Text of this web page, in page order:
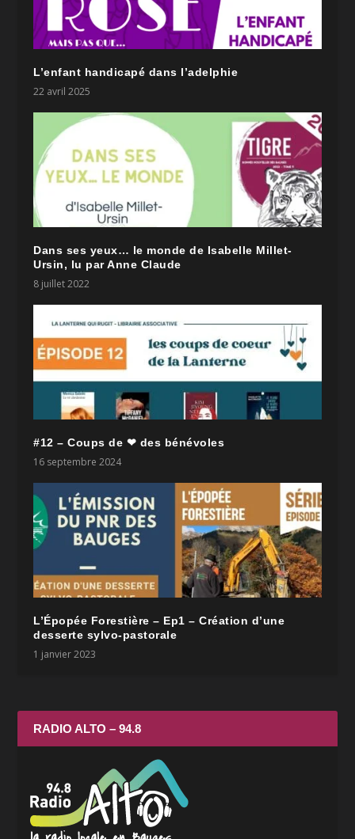
L’enfant handicapé dans l’adelphie
22 avril 2025
Dans ses yeux… le monde de Isabelle Millet-
Ursin, lu par Anne Claude
8 juillet 2022
#12 – Coups de ❤ des bénévoles
16 septembre 2024
L’Épopée Forestière – Ep1 – Création d’une
desserte sylvo-pastorale
1 janvier 2023
RADIO ALTO – 94.8